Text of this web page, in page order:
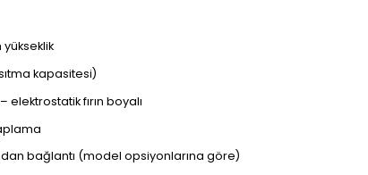
yükseklik
kapasitesi)
fırın boyalı
bağlantı (model opsiyonlarına göre)